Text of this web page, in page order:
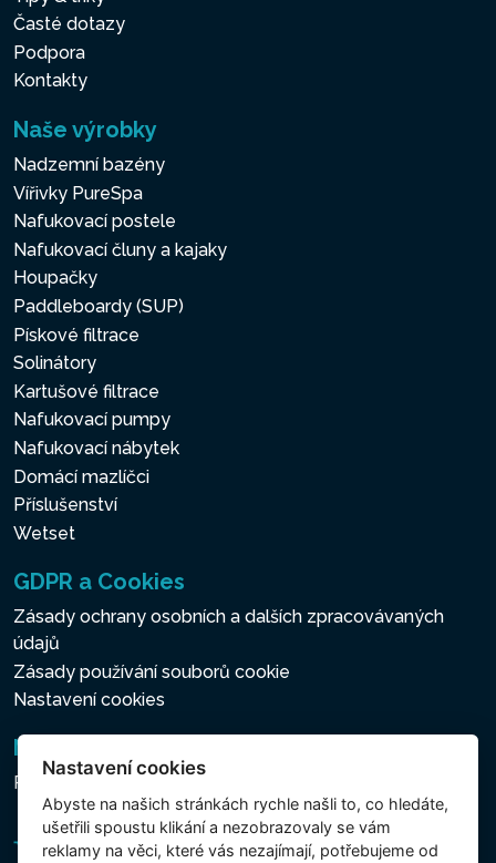
Časté dotazy
Podpora
Kontakty
Naše výrobky
Nadzemní bazény
Vířivky PureSpa
Nafukovací postele
Nafukovací čluny a kajaky
Houpačky
Paddleboardy (SUP)
Pískové filtrace
Solinátory
Kartušové filtrace
Nafukovací pumpy
Nafukovací nábytek
Domácí mazlíčci
Příslušenství
Wetset
GDPR a Cookies
Zásady ochrany osobních a dalších zpracovávaných
údajů
Zásady používání souborů cookie
Nastavení cookies
Newsletter
Přihlášení k odběru novinek
Nastavení cookies
Abyste na našich stránkách rychle našli to, co hledáte,
ušetřili spoustu klikání a nezobrazovaly se vám
reklamy na věci, které vás nezajímají, potřebujeme od